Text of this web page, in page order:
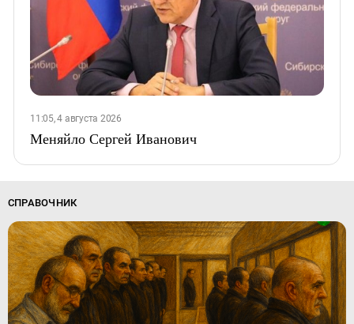
11:05, 4 августа 2026
Меняйло Сергей Иванович
СПРАВОЧНИК